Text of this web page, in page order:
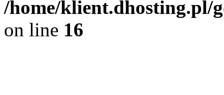
/home/klient.dhosting.pl/
on line 16